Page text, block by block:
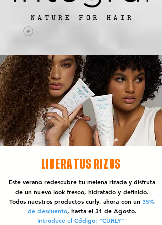
LIBERA TUS RIZOS
Este verano redescubre tu melena rizada y disfruta
de un nuevo look fresco, hidratado y definido.
Todos nuestros productos curly, ahora con un 35%
de descuento, hasta el 31 de Agosto.
Introduce el Código: "CURLY"